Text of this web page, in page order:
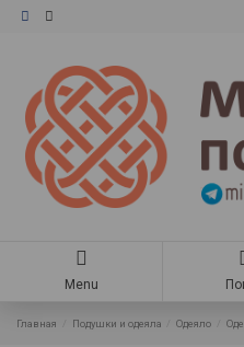
Menu
Главная Подушки и одеяла Одеяло